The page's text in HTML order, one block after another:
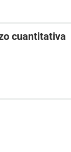
cuantitativa